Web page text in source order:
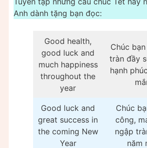
Anh dành tặng bạn đọc:
Good health,
good luck and
much happiness
throughout the
year
Chúc
tràn đầy
hạnh
Good luck and
great success in
the coming New
Year
Chúc
công,
ngập
năm